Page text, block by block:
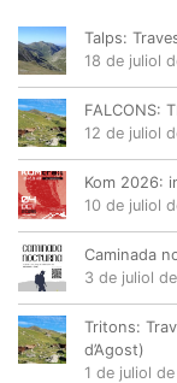
Talps:
18 de juliol
FALCONS:
12 de juliol
Kom 2026:
10 de juliol
Caminada
3 de juliol
Tritons:
d’Agost)
1 de juliol